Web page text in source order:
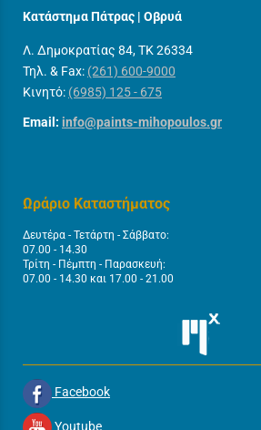
Κατάστημα Πάτρας | Οβρυά
Λ. Δημοκρατίας 84, ΤΚ 26334
Τηλ. & Fax: (261) 600-9000
Κινητό: (6985) 125 - 675
Email: info@paints-mihopoulos.gr
Ωράριο Καταστήματος
Δευτέρα - Τετάρτη - Σάββατο:
07.00 - 14.30
Τρίτη - Πέμπτη - Παρασκευή:
07.00 - 14.30 και 17.00 - 21.00
Facebook
Youtube